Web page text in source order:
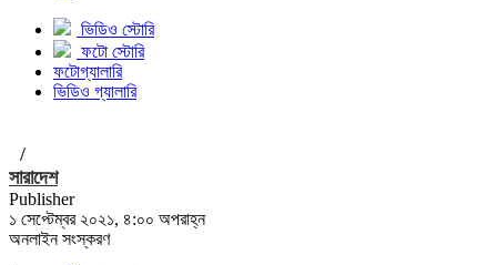
ভিডিও স্টোরি
ফটো স্টোরি
ফটোগ্যালারি
ভিডিও গ্যালারি
/
সারাদেশ
Publisher
১ সেপ্টেম্বর ২০২১, ৪:০০ অপরাহ্ন
অনলাইন সংস্করণ